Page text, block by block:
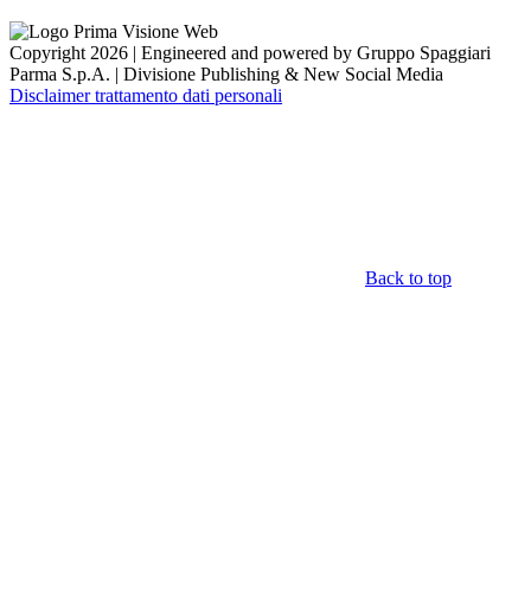
Copyright 2026 | Engineered and powered by Gruppo Spaggiari
Parma S.p.A. | Divisione Publishing & New Social Media
Disclaimer trattamento dati personali
Back to top